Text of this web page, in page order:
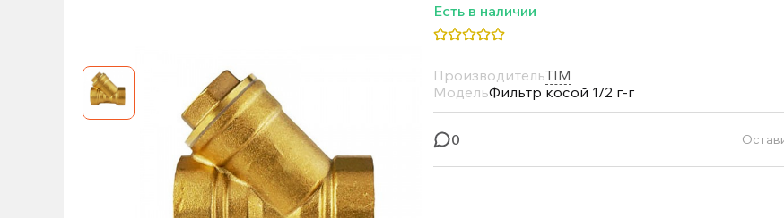
Есть в наличии
ПроизводительTIM
МодельФильтр косой 1/2 г-г
0